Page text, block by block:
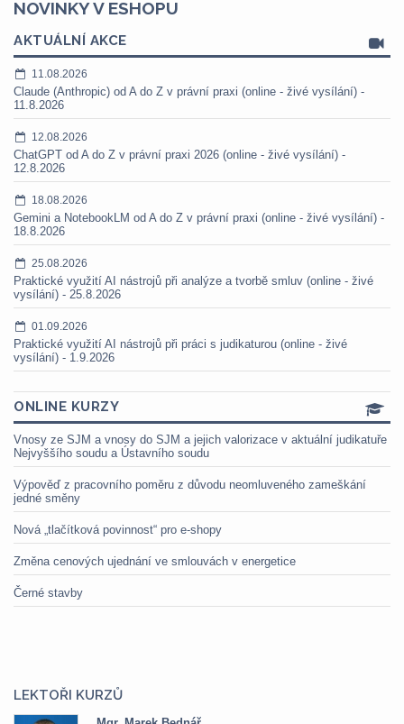
NOVINKY V ESHOPU
AKTUÁLNÍ AKCE
11.08.2026
Claude (Anthropic) od A do Z v právní praxi (online - živé vysílání) -
11.8.2026
12.08.2026
ChatGPT od A do Z v právní praxi 2026 (online - živé vysílání) -
12.8.2026
18.08.2026
Gemini a NotebookLM od A do Z v právní praxi (online - živé vysílání) -
18.8.2026
25.08.2026
Praktické využití AI nástrojů při analýze a tvorbě smluv (online - živé
vysílání) - 25.8.2026
01.09.2026
Praktické využití AI nástrojů při práci s judikaturou (online - živé
vysílání) - 1.9.2026
ONLINE KURZY
Vnosy ze SJM a vnosy do SJM a jejich valorizace v aktuální judikatuře
Nejvyššího soudu a Ústavního soudu
Výpověď z pracovního poměru z důvodu neomluveného zameškání
jedné směny
Nová „tlačítková povinnost“ pro e-shopy
Změna cenových ujednání ve smlouvách v energetice
Černé stavby
LEKTOŘI KURZŮ